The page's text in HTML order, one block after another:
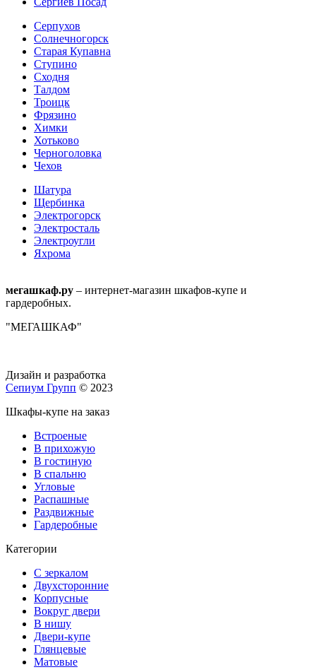
Серпухов
Солнечногорск
Старая Купавна
Ступино
Сходня
Талдом
Троицк
Фрязино
Химки
Хотьково
Черноголовка
Чехов
Шатура
Щербинка
Электрогорск
Электросталь
Электроугли
Яхрома
мегашкаф.ру – интернет-магазин шкафов-купе и
гардеробных.
"МЕГАШКАФ"
Дизайн и разработка
Сепиум Групп © 2023
Шкафы-купе на заказ
Встроеные
В прихожую
В гостиную
В спальню
Угловые
Распашные
Раздвижные
Гардеробные
Категории
С зеркалом
Двухсторонние
Корпусные
Вокруг двери
В нишу
Двери-купе
Глянцевые
Матовые